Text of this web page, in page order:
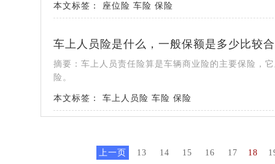
本文标签： 座位险 车险 保险
车上人员险是什么，一般保额是多少比较
摘要：车上人员责任险算是车辆商业险的主要保险，
险。
本文标签： 车上人员险 车险 保险
上一页 13 14 15 16 17 18